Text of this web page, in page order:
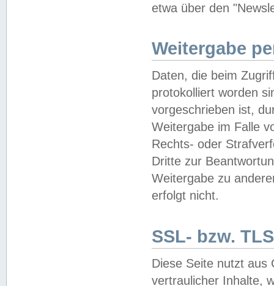
etwa über den
Weitergabe
Daten, die beim
protokolliert worden
vorgeschrieben ist,
Weitergabe im Falle
Rechts- oder
Dritte zur
Weitergabe zu
erfolgt nicht.
SSL- bzw.
Diese Seite nutzt aus
vertraulicher Inhalte,